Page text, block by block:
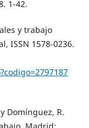
1-42.
y trabajo
ISSN 1578-0236.
Domínguez, R.
Madrid: